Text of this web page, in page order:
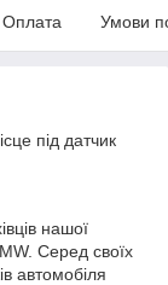
Оплата Умови
під датчик
нашої
Серед своїх
автомобіля